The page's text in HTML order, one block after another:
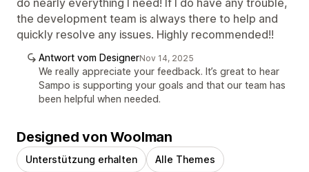
do nearly everything I need! If I do have any trouble,
the development team is always there to help and
quickly resolve any issues. Highly recommended!!
Antwort vom DesignerNov 14, 2025
We really appreciate your feedback. It’s great to hear
Sampo is supporting your goals and that our team has
been helpful when needed.
Designed von Woolman
Unterstützung erhalten Alle Themes